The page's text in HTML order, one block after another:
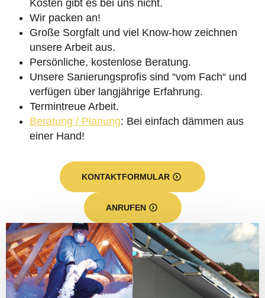
Kosten gibt es bei uns nicht.
Wir packen an!
Große Sorgfalt und viel Know-how zeichnen
unsere Arbeit aus.
Persönliche, kostenlose Beratung.
Unsere Sanierungsprofis sind “vom Fach“ und
verfügen über langjährige Erfahrung.
Termintreue Arbeit.
Beratung / Planung: Bei einfach dämmen aus
einer Hand!
KONTAKTFORMULAR
ANRUFEN